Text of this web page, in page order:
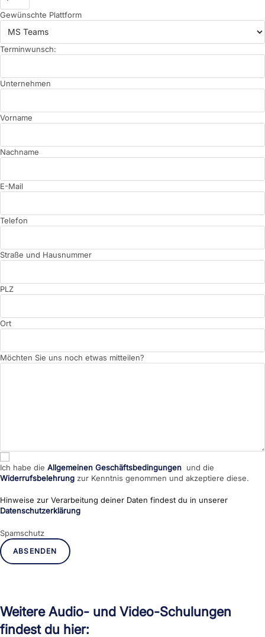
Gewünschte Plattform
Terminwunsch:
Unternehmen
Vorname
Nachname
E-Mail
Telefon
Straße und Hausnummer
PLZ
Ort
Möchten Sie uns noch etwas mitteilen?
Ich habe die Allgemeinen Geschäftsbedingungen und die
Widerrufsbelehrung zur Kenntnis genommen und akzeptiere diese.
Hinweise zur Verarbeitung deiner Daten findest du in unserer
Datenschutzerklärung
Spamschutz
ABSENDEN
Weitere Audio- und Video-Schulungen
findest du hier: